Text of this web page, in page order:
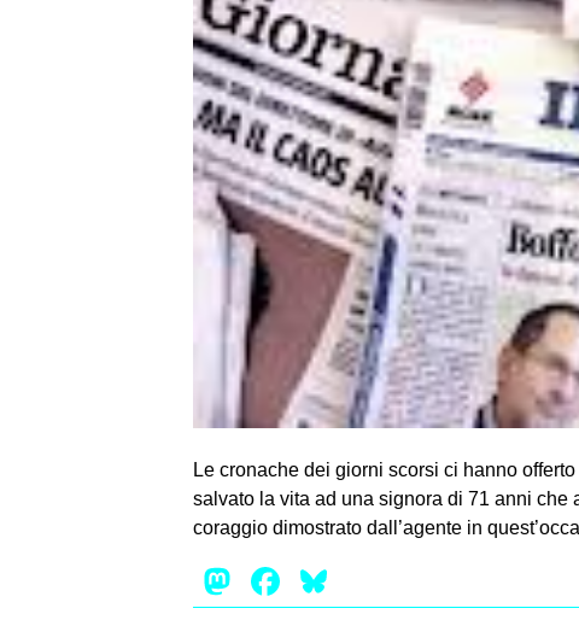
Le cronache dei giorni scorsi ci hanno
salvato la vita ad una signora di 71 anni
coraggio dimostrato dall’agente in
Mastodon
Facebook